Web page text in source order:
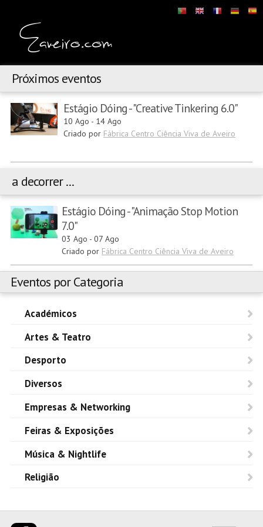
Próximos eventos
Estágio Dóing - "Creative Tinkering 6.0"
10 Ago - 14 Ago
Criado por Fábrica Centro Ciência Viva de Aveiro
a decorrer ...
Estágio Dóing - "Animação Stop Motion
7.0"
03 Ago - 07 Ago
Criado por Fábrica Centro Ciência Viva de Aveiro
Eventos por Categoria
Académicos
Artes & Teatro
Desporto
Diversos
Empresas & Networking
Feiras & Exposições
Música & Nightlife
Religião